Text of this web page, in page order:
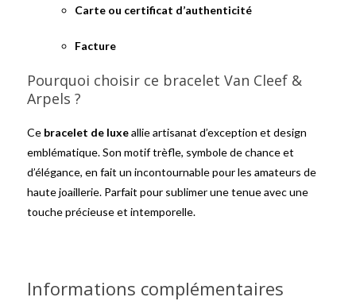
Carte ou certificat d’authenticité
Facture
Pourquoi choisir ce bracelet Van Cleef &
Arpels ?
Ce bracelet de luxeallie artisanat d’exception et design
emblématique. Son motif trèfle, symbole de chance et
d’élégance, en fait un incontournable pour les amateurs de
haute joaillerie. Parfait pour sublimer une tenue avec une
touche précieuse et intemporelle.
Informations complémentaires